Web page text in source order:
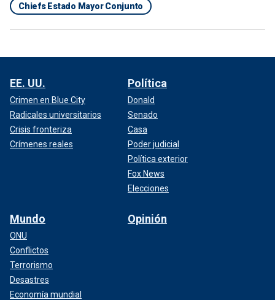
Chiefs Estado Mayor Conjunto
EE. UU.
Crimen en Blue City
Radicales universitarios
Crisis fronteriza
Crímenes reales
Política
Donald
Senado
Casa
Poder judicial
Política exterior
Fox News
Elecciones
Mundo
ONU
Conflictos
Terrorismo
Desastres
Economía mundial
Opinión